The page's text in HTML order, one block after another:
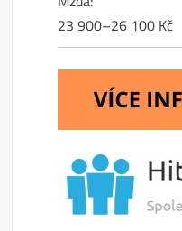
23 900–26 100 Kč